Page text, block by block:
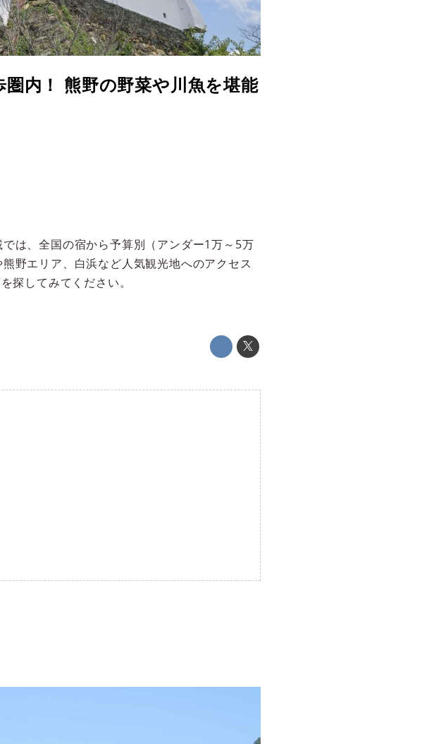
圏内！ 熊野の野菜や川魚を堪能
は、全国の宿から予算別（アンダー1万～5万
野エリア、白浜など人気観光地へのアクセス
探してみてください。